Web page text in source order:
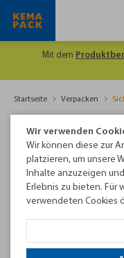
Mit dem
Startseite Verpacken
Sicherheitsmesser
Arbeitsumgebung, in
Verpackungen
breite Palette von
entwickelt wurden, um
Arbeitsplatz zu
einfach zu verwenden
Wir verwenden
Wir können diese zur
platzieren, um unsere
Inhalte anzuzeigen
Erlebnis zu bieten. Für
verwendeten Cookies